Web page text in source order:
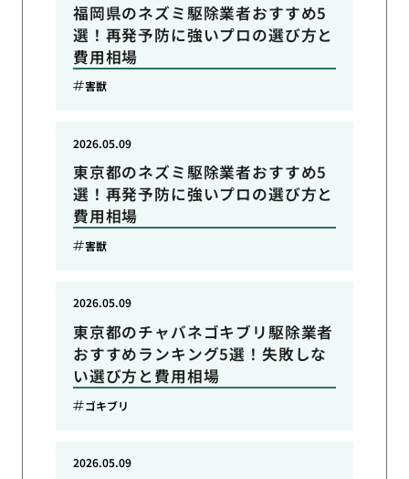
福岡県のネズミ駆除業者おすすめ5
選！再発予防に強いプロの選び方と
費用相場
害獣
東京都のネズミ駆除業者おすすめ5
選！再発予防に強いプロの選び方と
費用相場
2026.05.09
害獣
東京都のチャバネゴキブリ駆除業者
おすすめランキング5選！失敗しな
い選び方と費用相場
2026.05.09
ゴキブリ
2026.05.09